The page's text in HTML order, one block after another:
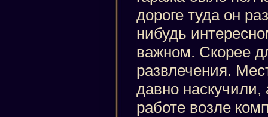
дороге туда он
нибудь
важном. Скорее
развлечения.
давно
работе возле